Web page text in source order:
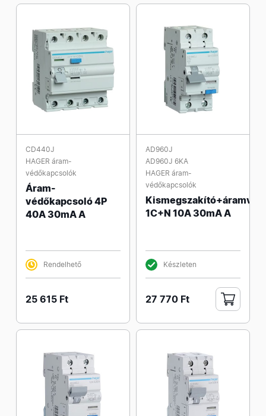
CD440J
HAGER áram-
védőkapcsolók
Áram-
védőkapcsoló 4P
40A 30mA A
Rendelhető
25 615 Ft
AD960J
AD960J 6KA
HAGER áram-
védőkapcsolók
1C+N 10A 30mA A
Készleten
27 770 Ft